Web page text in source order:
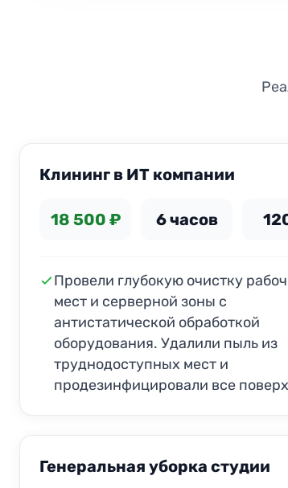
Клининг в ИТ компании
18 500 ₽ 6 часов
Провели глубокую очистку
мест и серверной зоны с
антистатической обработкой
оборудования. Удалили пыль из
труднодоступных мест и
продезинфицировали все
Генеральная уборка студии